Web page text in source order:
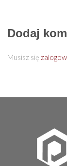
Dodaj
Musisz się